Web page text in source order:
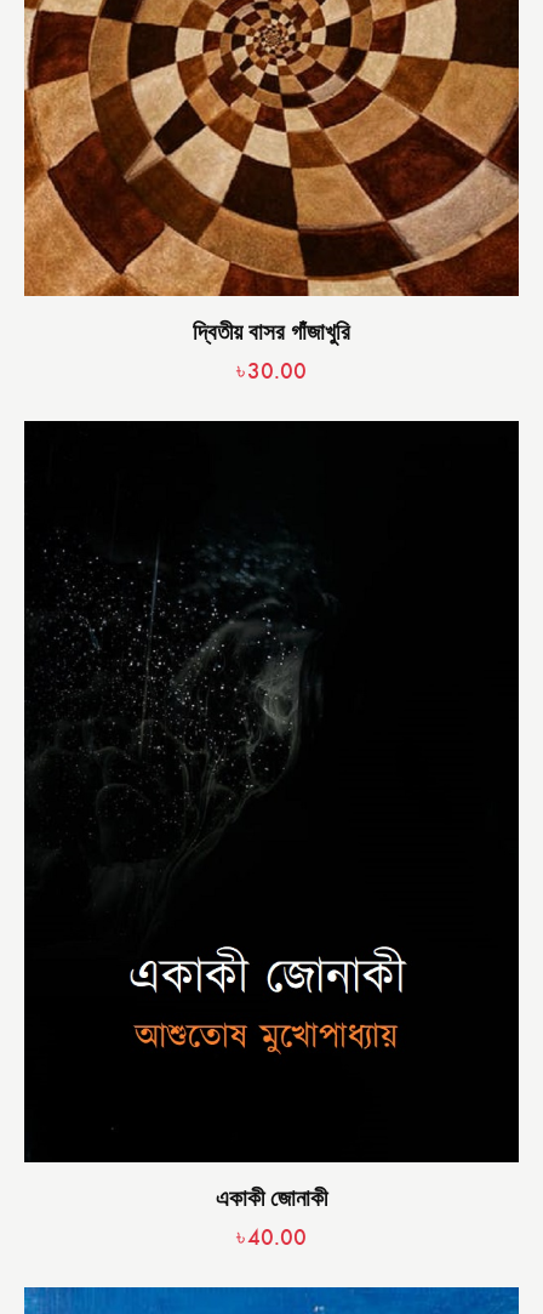
দ্বিতীয় বাসর গাঁজাখুরি
৳30.00
একাকী জোনাকী
৳40.00